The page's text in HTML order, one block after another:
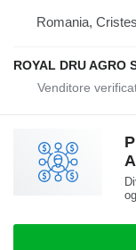
Romania,
ROYAL DRU AGRO